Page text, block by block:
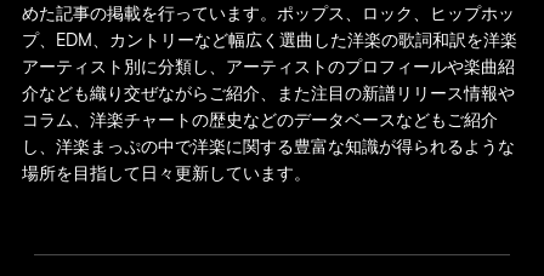
めた記事の掲載を行っています。ポップス、ロック、ヒップホッ
プ、EDM、カントリーなど幅広く選曲した洋楽の歌詞和訳を洋楽
アーティスト別に分類し、アーティストのプロフィールや楽曲紹
介なども織り交ぜながらご紹介、また注目の新譜リリース情報や
コラム、洋楽チャートの歴史などのデータベースなどもご紹介
し、洋楽まっぷの中で洋楽に関する豊富な知識が得られるような
場所を目指して日々更新しています。